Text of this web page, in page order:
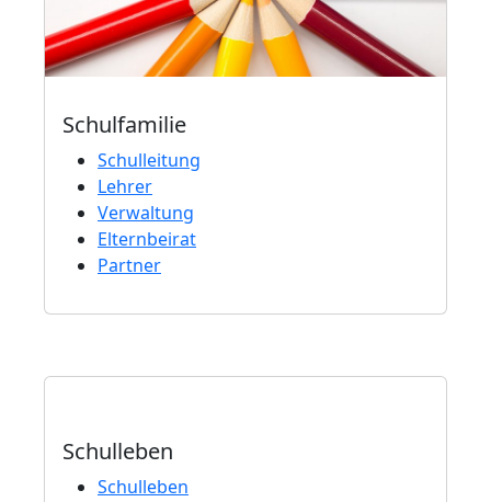
Schulfamilie
Schulleitung
Lehrer
Verwaltung
Elternbeirat
Partner
Schulleben
Schulleben